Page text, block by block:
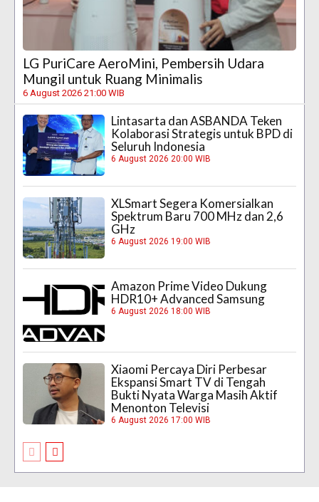
LG PuriCare AeroMini, Pembersih Udara
Mungil untuk Ruang Minimalis
6 August 2026 21:00 WIB
Lintasarta dan ASBANDA Teken
Kolaborasi Strategis untuk BPD di
Seluruh Indonesia
6 August 2026 20:00 WIB
XLSmart Segera Komersialkan
Spektrum Baru 700 MHz dan 2,6
GHz
6 August 2026 19:00 WIB
Amazon Prime Video Dukung
HDR10+ Advanced Samsung
6 August 2026 18:00 WIB
Xiaomi Percaya Diri Perbesar
Ekspansi Smart TV di Tengah
Bukti Nyata Warga Masih Aktif
Menonton Televisi
6 August 2026 17:00 WIB